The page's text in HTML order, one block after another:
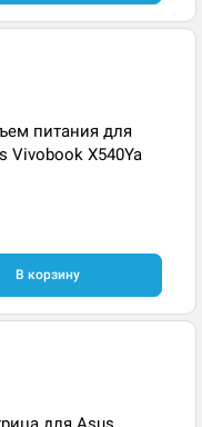
питания для
Vivobook X540Ya
В корзину